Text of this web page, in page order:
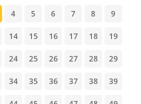
4 5 6 7 8 9
14 15 16 17 18 19
24 25 26 27 28 29
34 35 36 37 38 39